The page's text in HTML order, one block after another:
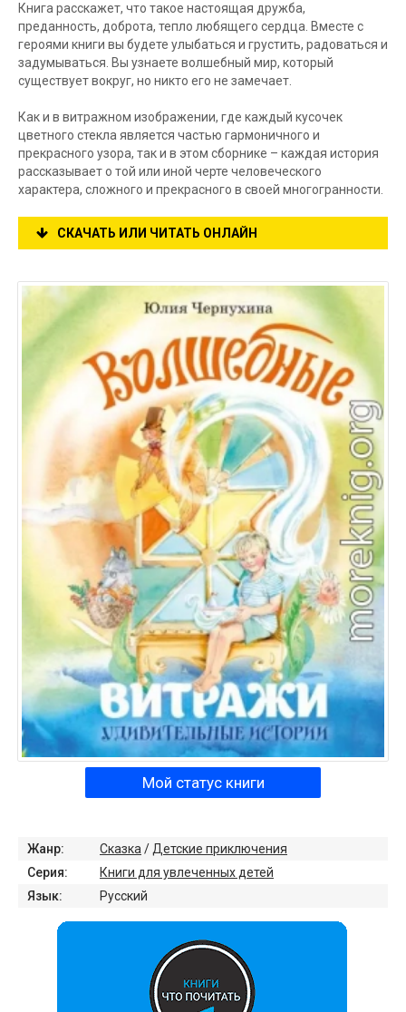
Книга расскажет, что такое настоящая дружба,
преданность, доброта, тепло любящего сердца. Вместе с
героями книги вы будете улыбаться и грустить, радоваться и
задумываться. Вы узнаете волшебный мир, который
существует вокруг, но никто его не замечает.
Как и в витражном изображении, где каждый кусочек
цветного стекла является частью гармоничного и
прекрасного узора, так и в этом сборнике – каждая история
рассказывает о той или иной черте человеческого
характера, сложного и прекрасного в своей многогранности.
СКАЧАТЬ ИЛИ ЧИТАТЬ ОНЛАЙН
Мой статус книги
Жанр: Сказка / Детские приключения
Серия:
Книги для увлеченных детей
Язык:
Русский